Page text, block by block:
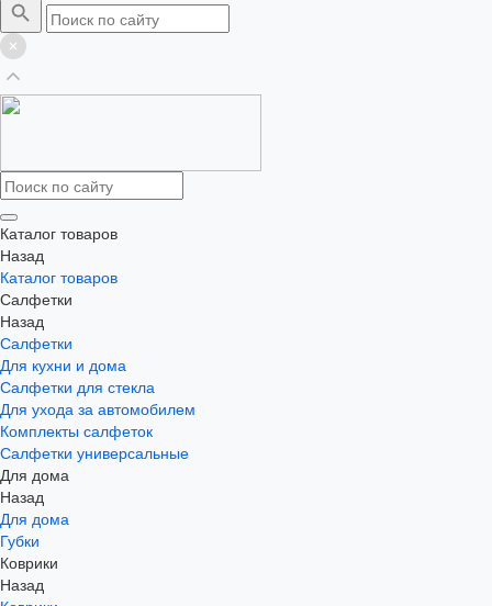
Каталог товаров
Назад
Каталог товаров
Салфетки
Назад
Салфетки
Для кухни и дома
Салфетки для стекла
Для ухода за автомобилем
Комплекты салфеток
Салфетки универсальные
Для дома
Назад
Для дома
Губки
Коврики
Назад